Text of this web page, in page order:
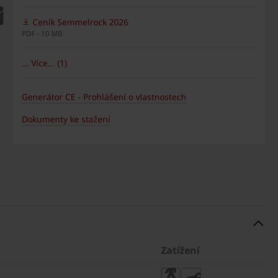
Ceník Semmelrock 2026
PDF - 10 MB
... Více... (1)
Generátor CE - Prohlášení o vlastnostech
Dokumenty ke stažení
Zatížení